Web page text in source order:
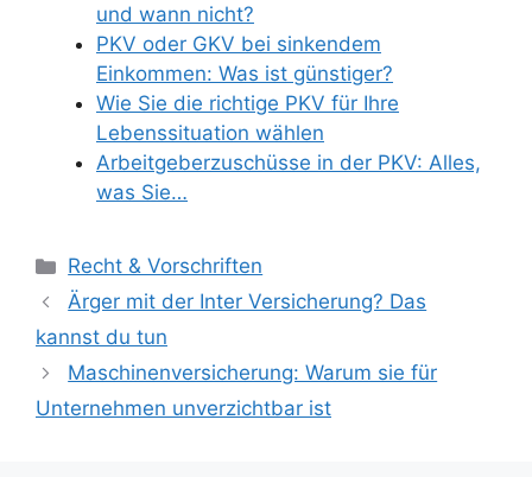
und wann nicht?
PKV oder GKV bei sinkendem
Einkommen: Was ist günstiger?
Wie Sie die richtige PKV für Ihre
Lebenssituation wählen
Arbeitgeberzuschüsse in der PKV: Alles,
was Sie…
Categories
Recht & Vorschriften
Ärger mit der Inter Versicherung? Das
kannst du tun
Maschinenversicherung: Warum sie für
Unternehmen unverzichtbar ist